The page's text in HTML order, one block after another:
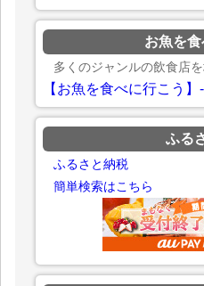
お魚を
多くのジャンルの飲食店
【お魚を食べに行こう
ふる
ふるさと納税
簡単検索はこちら